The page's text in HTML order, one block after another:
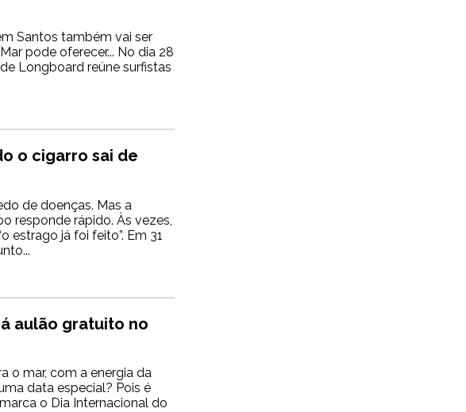
Santos também vai ser
pode oferecer... No dia 28
Longboard reúne surfistas
o cigarro sai de
de doenças. Mas a
responde rápido. Às vezes,
estrago já foi feito”. Em 31
aulão gratuito no
o mar, com a energia da
data especial? Pois é
o Dia Internacional do